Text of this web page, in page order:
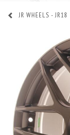
JR WHEELS - JR18